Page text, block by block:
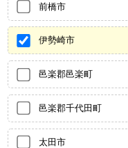
前橋市
伊勢崎市
邑楽郡邑楽町
邑楽郡千代田町
太田市